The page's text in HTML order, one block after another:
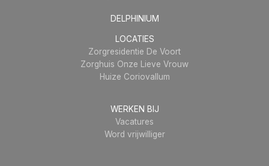
DELPHINIUM
LOCATIES
Zorgresidentie De Voort
Zorghuis Onze Lieve Vrouw
Huize Coriovallum
WERKEN BIJ
Vacatures
Word vrijwilliger